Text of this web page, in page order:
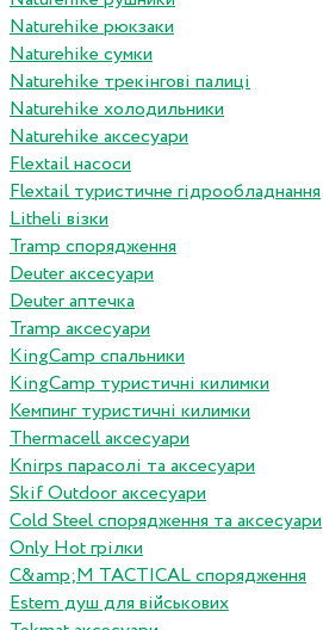
Naturehike рюкзаки
Naturehike сумки
Naturehike трекінгові палиці
Naturehike холодильники
Naturehike аксесуари
Flextail насоси
Flextail туристичне гідрообладнання
Litheli візки
Tramp спорядження
Deuter аксесуари
Deuter аптечка
Tramp аксесуари
KingCamp спальники
KingCamp туристичні килимки
Кемпинг туристичні килимки
Thermacell аксесуари
Knirps парасолі та аксесуари
Skif Outdoor аксесуари
Cold Steel спорядження та аксесуари
Only Hot грілки
C&amp;M TACTICAL спорядження
Estem душ для військових